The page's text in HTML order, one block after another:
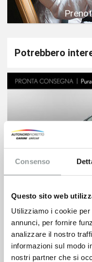
Consenso
Questo sito web
Utilizziamo i cookie
annunci, per fornire
analizzare il nostro
informazioni sul modo
nostri partner che si
Potrebbero
Lexus Nx
53.600€